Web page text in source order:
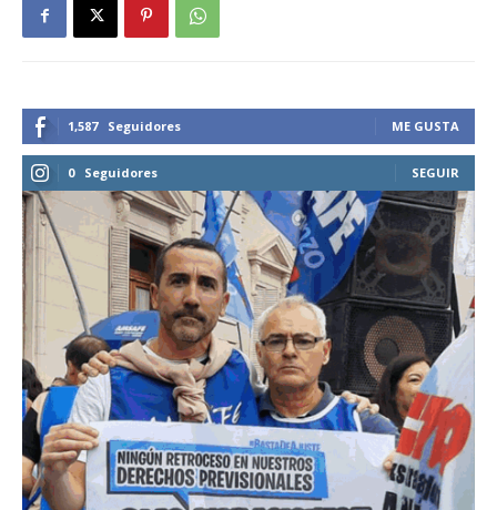
1,587 Seguidores ME GUSTA
0 Seguidores SEGUIR